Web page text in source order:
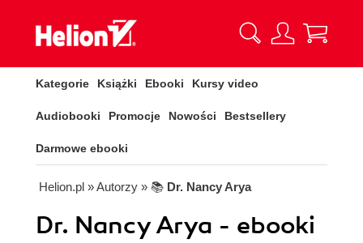
Kategorie Książki Ebooki Kursy video
Audiobooki Promocje Nowości Bestsellery
Darmowe ebooki
Helion.pl » Autorzy » 📚 Dr. Nancy Arya
Dr. Nancy Arya - ebooki